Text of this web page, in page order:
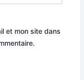
et mon site dans